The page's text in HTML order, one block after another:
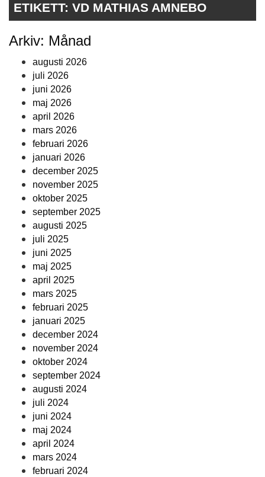
ETIKETT: VD MATHIAS AMNEBO
Arkiv: Månad
augusti 2026
juli 2026
juni 2026
maj 2026
april 2026
mars 2026
februari 2026
januari 2026
december 2025
november 2025
oktober 2025
september 2025
augusti 2025
juli 2025
juni 2025
maj 2025
april 2025
mars 2025
februari 2025
januari 2025
december 2024
november 2024
oktober 2024
september 2024
augusti 2024
juli 2024
juni 2024
maj 2024
april 2024
mars 2024
februari 2024